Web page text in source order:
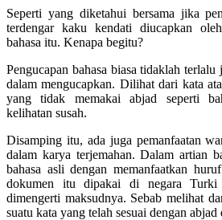
Seperti yang diketahui bersama jika
terdengar kaku kendati diucapkan
bahasa itu. Kenapa begitu?
Pengucapan bahasa biasa tidaklah terlalu
dalam mengucapkan. Dilihat dari kata
yang tidak memakai abjad seperti
kelihatan susah.
Disamping itu, ada juga pemanfaatan
dalam karya terjemahan. Dalam artian
bahasa asli dengan memanfaatkan
dokumen itu dipakai di negara Turki
dimengerti maksudnya. Sebab melihat
suatu kata yang telah sesuai dengan abjad